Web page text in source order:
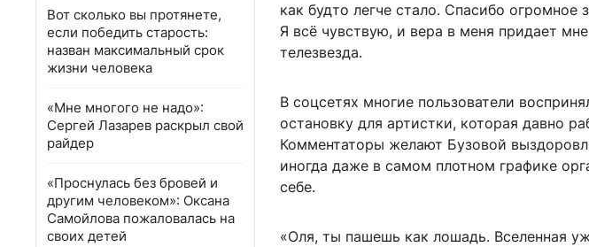
Вот сколько вы протянете,
если победить старость:
назван максимальный срок
жизни человека
«Мне многого не надо»:
Сергей Лазарев раскрыл свой
райдер
«Проснулась без бровей и
другим человеком»: Оксана
Самойлова пожаловалась на
своих детей
как будто легче стало. Спасибо
Я всё чувствую, и вера в меня придает
телезвезда.
В соцсетях многие пользователи
остановку для артистки, которая давно
Комментаторы желают Бузовой
иногда даже в самом плотном графике
себе.
«Оля, ты пашешь как лошадь. Вселенная